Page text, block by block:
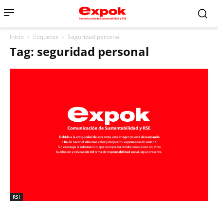
Inicio Etiquetas Seguridad personal
Tag: seguridad personal
RSI